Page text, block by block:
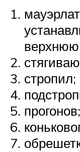
верхнюю
стропил;
прогонов;